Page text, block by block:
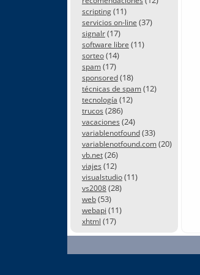
scripting(11)
servicios on-line (37)
signalr(17)
software libre (11)
sorteo(14)
spam(17)
sponsored(18)
técnicas de spam(12)
tecnología (12)
trucos (286)
vacaciones (24)
variablenotfound(33)
variablenotfound.com(20)
vb.net(26)
viajes (12)
visualstudio(11)
vs2008(28)
web(53)
webapi (11)
xhtml (17)